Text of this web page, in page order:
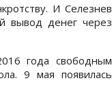
И Селезнев
вывод денег через
года свободным
9 мая появилась